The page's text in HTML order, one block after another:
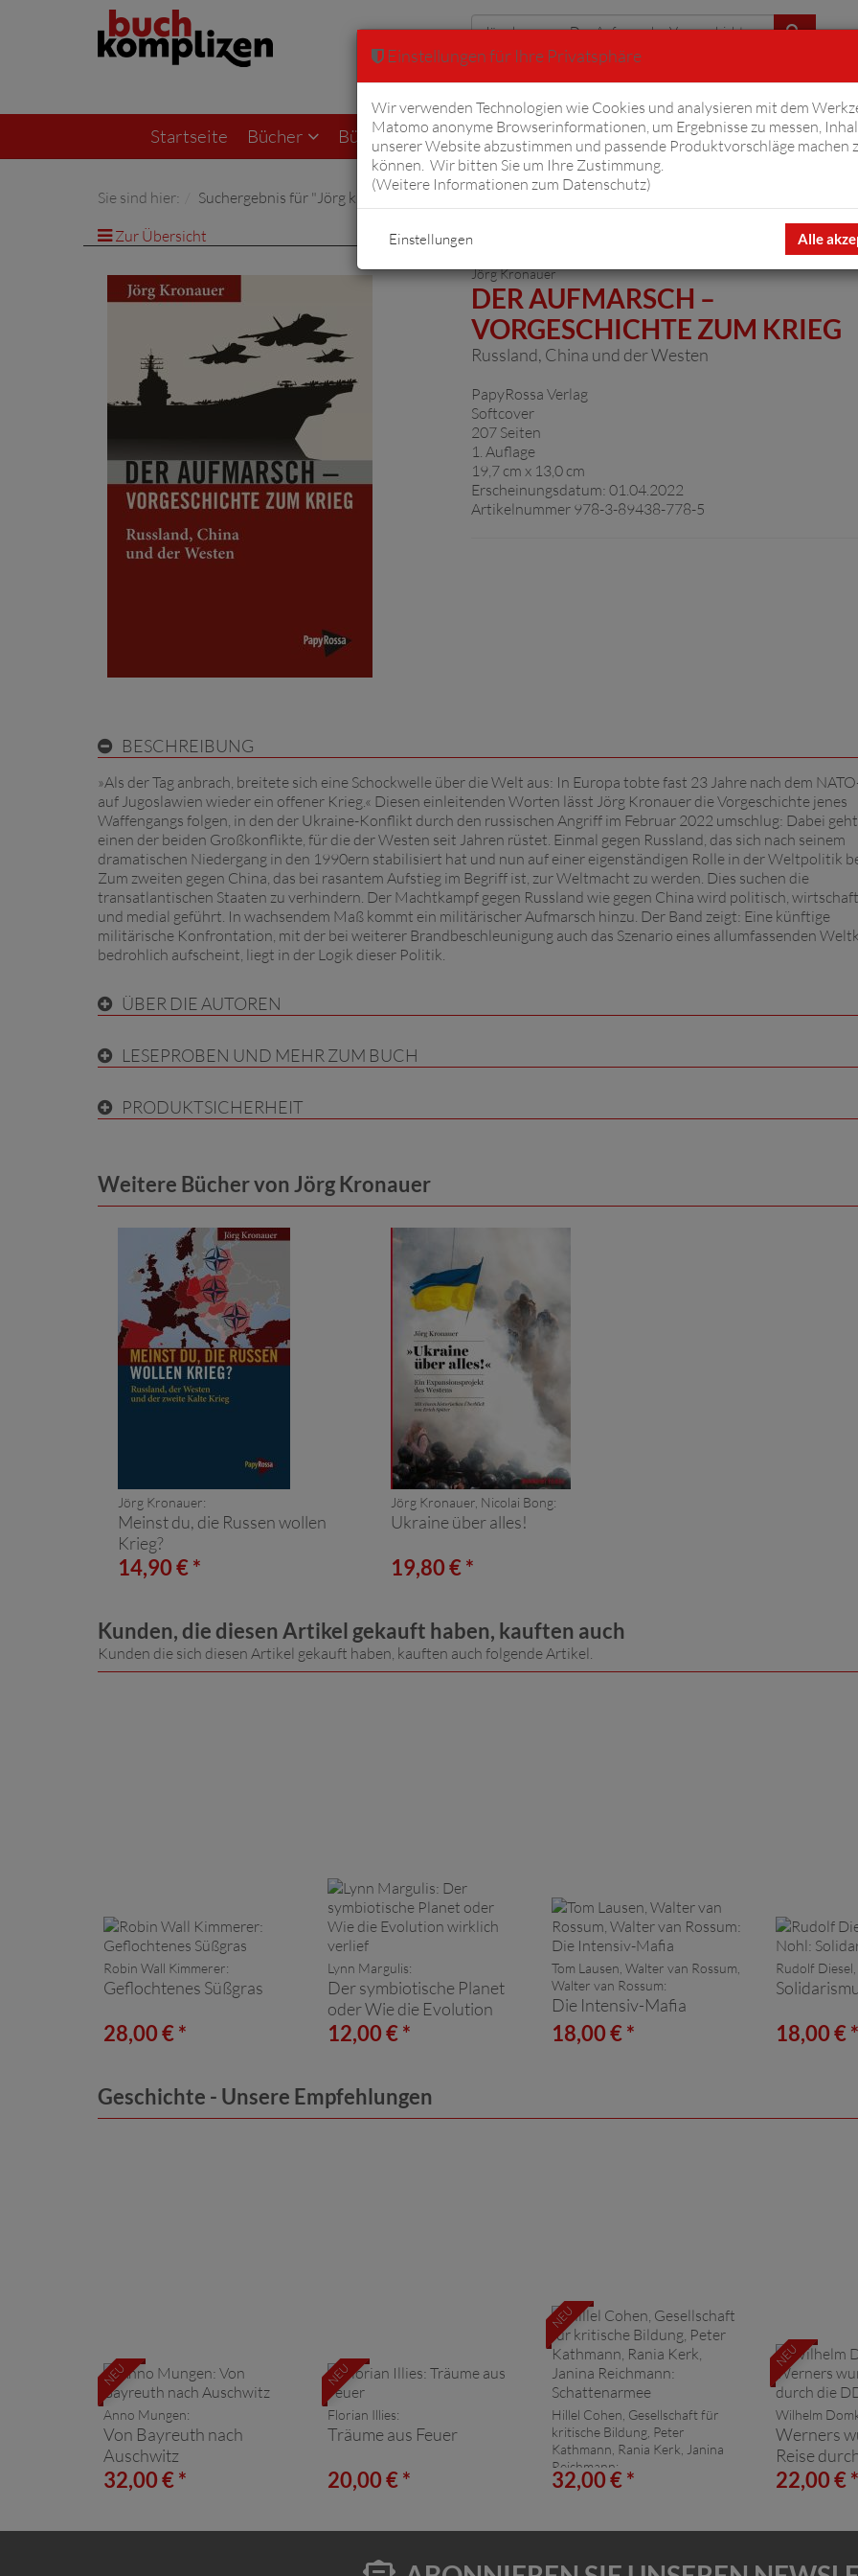
Erweiterte Suche
Startseite Bücher Bücher von Fiftyfifty Hörbücher Komplizen
Sie sind hier:
Suchergebnis für "Jörg kronauer Der Aufmarsch - Vorgeschichte zum Krieg"
Zur Übersicht
Artikel 1 von
Jörg Kronauer
DER AUFMARSCH –
VORGESCHICHTE ZUM KRIEG
Russland, China und der Westen
PapyRossa Verlag
Softcover
207 Seiten
1. Auflage
19,7 cm x 13,0 cm
Erscheinungsdatum: 01.04.2022
Artikelnummer 978-3-89438-778-5
BESCHREIBUNG
»Als der Tag anbrach, breitete sich eine Schockwelle über die Welt aus: In Europa tobte fast 23 Jahre nach dem
auf Jugoslawien wieder ein offener Krieg.« Diesen einleitenden Worten lässt Jörg Kronauer die Vorgeschichte jenes
Waffengangs folgen, in den der Ukraine-Konflikt durch den russischen Angriff im Februar 2022 umschlug: Dabei
einen der beiden Großkonflikte, für die der Westen seit Jahren rüstet. Einmal gegen Russland, das sich nach seinem
dramatischen Niedergang in den 1990ern stabilisiert hat und nun auf einer eigenständigen Rolle in der Weltpolitik
Zum zweiten gegen China, das bei rasantem Aufstieg im Begriff ist, zur Weltmacht zu werden. Dies suchen die
transatlantischen Staaten zu verhindern. Der Machtkampf gegen Russland wie gegen China wird politisch,
und medial geführt. In wachsendem Maß kommt ein militärischer Aufmarsch hinzu. Der Band zeigt: Eine künftige
militärische Konfrontation, mit der bei weiterer Brandbeschleunigung auch das Szenario eines allumfassenden
bedrohlich aufscheint, liegt in der Logik dieser Politik.
ÜBER DIE AUTOREN
LESEPROBEN UND MEHR ZUM BUCH
PRODUKTSICHERHEIT
Weitere Bücher von Jörg Kronauer
Jörg Kronauer:
Meinst du, die Russen wollen
Krieg?
14,90 € *
Jörg Kronauer, Nicolai Bong:
Ukraine über alles!
19,80 € *
Kunden, die diesen Artikel gekauft haben, kauften auch
Kunden die sich diesen Artikel gekauft haben, kauften auch folgende Artikel.
Robin Wall Kimmerer:
Geflochtenes Süßgras
28,00 € *
Lynn Margulis:
Der symbiotische Planet
oder Wie die Evolution
wirklich verlief
12,00 € *
Tom Lausen, Walter van Rossum,
Walter van Rossum:
Die Intensiv-Mafia
18,00 € *
Rudolf
18,00 € *
Geschichte - Unsere Empfehlungen
NEU
Anno Mungen:
Von Bayreuth nach
Auschwitz
32,00 € *
NEU
Florian Illies:
Träume aus Feuer
20,00 € *
NEU
Hillel Cohen, Gesellschaft für
kritische Bildung, Peter
Kathmann, Rania Kerk, Janina
Reichmann:
Schattenarmee
32,00 € *
NEU
Wilhelm
Werners
Reise
22,00 € *
Einstellungen für Ihre Privatsphäre
Wir verwenden Technologien wie Cookies und analysieren mit dem
Matomo anonyme Browserinformationen, um Ergebnisse zu messen,
unserer Website abzustimmen und passende Produktvorschläge machen
können. Wir bitten Sie um Ihre Zustimmung.
(Weitere Informationen zum Datenschutz)
Alle
Einstellungen